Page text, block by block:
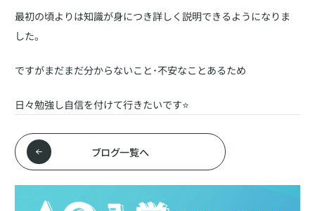
最初の頃よりは知識が身につき詳しく説明できるようになりま
した。
ですがまだまだ分からないこと･不安なことあるため
日々勉強し自信を付けて行きたいです⭐️
ブログ一覧へ